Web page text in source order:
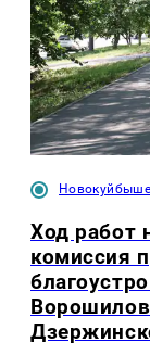
Ход работ
комиссия